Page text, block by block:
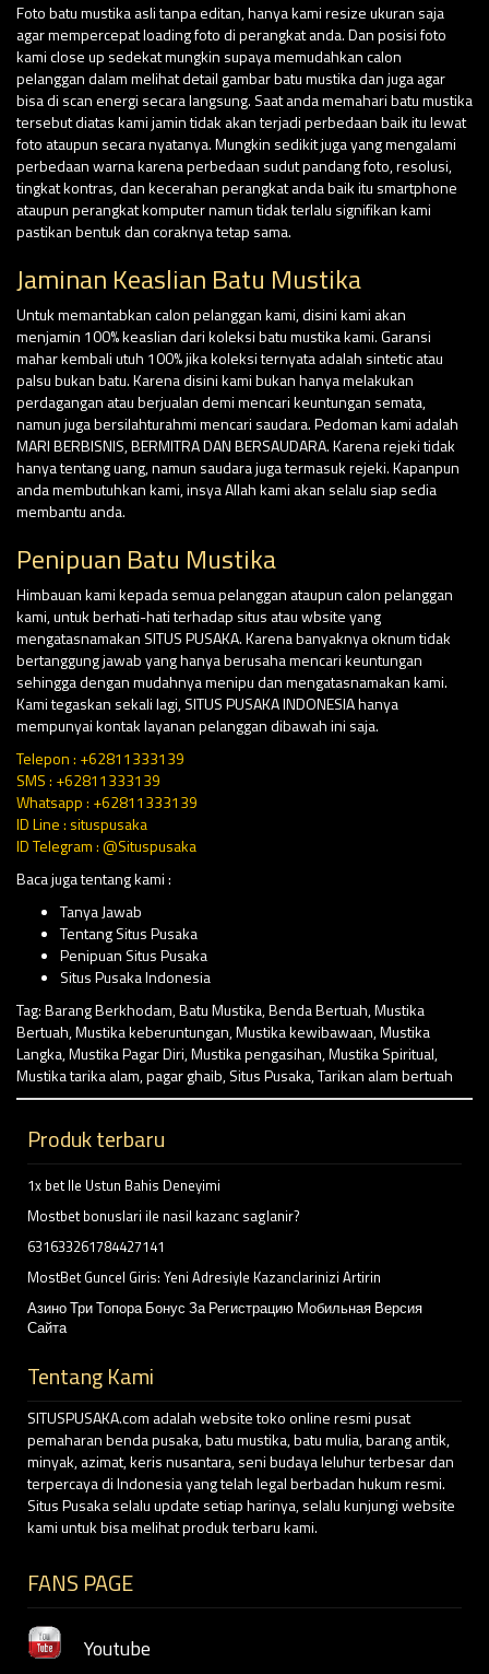
Foto batu mustika asli tanpa editan, hanya kami resize ukuran saja
agar mempercepat loading foto di perangkat anda. Dan posisi foto
kami close up sedekat mungkin supaya memudahkan calon
pelanggan dalam melihat detail gambar batu mustika dan juga agar
bisa di scan energi secara langsung. Saat anda memahari batu mustika
tersebut diatas kami jamin tidak akan terjadi perbedaan baik itu lewat
foto ataupun secara nyatanya. Mungkin sedikit juga yang mengalami
perbedaan warna karena perbedaan sudut pandang foto, resolusi,
tingkat kontras, dan kecerahan perangkat anda baik itu smartphone
ataupun perangkat komputer namun tidak terlalu signifikan kami
pastikan bentuk dan coraknya tetap sama.
Jaminan Keaslian Batu Mustika
Untuk memantabkan calon pelanggan kami, disini kami akan
menjamin 100% keaslian dari koleksi batu mustika kami. Garansi
mahar kembali utuh 100% jika koleksi ternyata adalah sintetic atau
palsu bukan batu. Karena disini kami bukan hanya melakukan
perdagangan atau berjualan demi mencari keuntungan semata,
namun juga bersilahturahmi mencari saudara. Pedoman kami adalah
MARI BERBISNIS, BERMITRA DAN BERSAUDARA. Karena rejeki tidak
hanya tentang uang, namun saudara juga termasuk rejeki. Kapanpun
anda membutuhkan kami, insya Allah kami akan selalu siap sedia
membantu anda.
Penipuan Batu Mustika
Himbauan kami kepada semua pelanggan ataupun calon pelanggan
kami, untuk berhati-hati terhadap situs atau wbsite yang
mengatasnamakan SITUS PUSAKA. Karena banyaknya oknum tidak
bertanggung jawab yang hanya berusaha mencari keuntungan
sehingga dengan mudahnya menipu dan mengatasnamakan kami.
Kami tegaskan sekali lagi, SITUS PUSAKA INDONESIA hanya
mempunyai kontak layanan pelanggan dibawah ini saja.
Telepon : +62811333139
SMS : +62811333139
Whatsapp : +62811333139
ID Line : situspusaka
ID Telegram : @Situspusaka
Baca juga tentang kami :
Tanya Jawab
Tentang Situs Pusaka
Penipuan Situs Pusaka
Situs Pusaka Indonesia
Tag:Barang Berkhodam,Batu Mustika,Benda Bertuah,Mustika
Bertuah,Mustika keberuntungan,Mustika kewibawaan,Mustika
Langka,Mustika Pagar Diri,Mustika pengasihan,Mustika Spiritual,
Mustika tarika alam,pagar ghaib,Situs Pusaka,Tarikan alam bertuah
Produk terbaru
1x bet Ile Ustun Bahis Deneyimi
Mostbet bonuslari ile nasil kazanc saglanir?
631633261784427141
MostBet Guncel Giris: Yeni Adresiyle Kazanclarinizi Artirin
Азино Три Топора Бонус За Регистрацию Мобильная Версия
Сайта
Tentang Kami
SITUSPUSAKA.com adalah website toko online resmi pusat
pemaharan benda pusaka, batu mustika, batu mulia, barang antik,
minyak, azimat, keris nusantara, seni budaya leluhur terbesar dan
terpercaya di Indonesia yang telah legal berbadan hukum resmi.
Situs Pusaka selalu update setiap harinya, selalu kunjungi website
kami untuk bisa melihat produk terbaru kami.
FANS PAGE
Youtube